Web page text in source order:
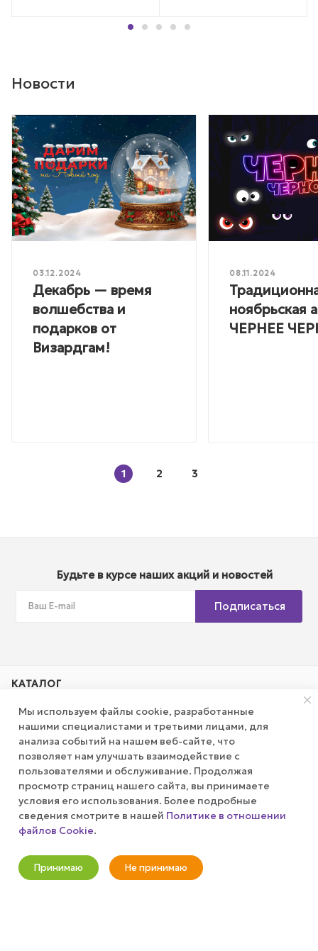
Новости
03.12.2024
Декабрь — время
волшебства и
подарков от
Визардгам!
08.11.2024
ноябрьская
ЧЕРНЕЕ
1 2 3
Будьте в курсе наших акций и новостей
Подписаться
КАТАЛОГ
КОМПАНИЯ
ПУБЛИЧНАЯ ОФЕРТА
КАК СДЕЛАТЬ ЗАКАЗ?
+7 (800) 100-37-51
Мы используем файлы cookie, разработанные
нашими специалистами и третьими лицами, для
анализа событий на нашем веб-сайте, что
позволяет нам улучшать взаимодействие с
пользователями и обслуживание. Продолжая
просмотр страниц нашего сайта, вы принимаете
условия его использования. Более подробные
сведения смотрите в нашей Политике в отношении
файлов Cookie.
Принимаю Не принимаю